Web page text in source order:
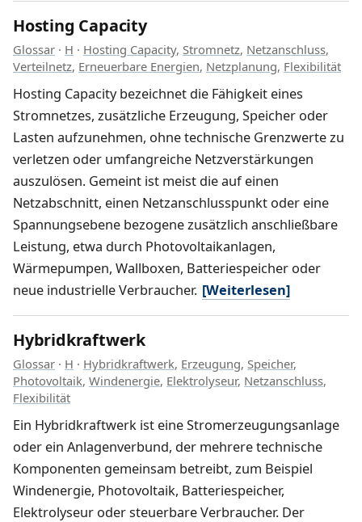
Hosting Capacity
Glossar · H · Hosting Capacity, Stromnetz, Netzanschluss,
Verteilnetz, Erneuerbare Energien, Netzplanung, Flexibilität
Hosting Capacity bezeichnet die Fähigkeit eines
Stromnetzes, zusätzliche Erzeugung, Speicher oder
Lasten aufzunehmen, ohne technische Grenzwerte zu
verletzen oder umfangreiche Netzverstärkungen
auszulösen. Gemeint ist meist die auf einen
Netzabschnitt, einen Netzanschlusspunkt oder eine
Spannungsebene bezogene zusätzlich anschließbare
Leistung, etwa durch Photovoltaikanlagen,
Wärmepumpen, Wallboxen, Batteriespeicher oder
neue industrielle Verbraucher. [Weiterlesen]
Hybridkraftwerk
Glossar · H · Hybridkraftwerk, Erzeugung, Speicher,
Photovoltaik, Windenergie, Elektrolyseur, Netzanschluss,
Flexibilität
Ein Hybridkraftwerk ist eine Stromerzeugungsanlage
oder ein Anlagenverbund, der mehrere technische
Komponenten gemeinsam betreibt, zum Beispiel
Windenergie, Photovoltaik, Batteriespeicher,
Elektrolyseur oder steuerbare Verbraucher. Der